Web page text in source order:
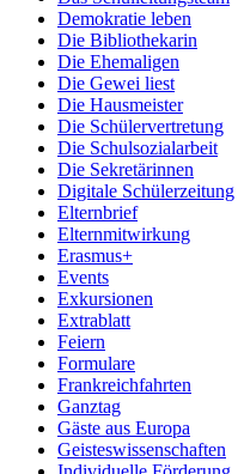
Demokratie leben
Die Bibliothekarin
Die Ehemaligen
Die Gewei liest
Die Hausmeister
Die Schülervertretung
Die Schulsozialarbeit
Die Sekretärinnen
Digitale Schülerzeitung
Elternbrief
Elternmitwirkung
Erasmus+
Events
Exkursionen
Extrablatt
Feiern
Formulare
Frankreichfahrten
Ganztag
Gäste aus Europa
Geisteswissenschaften